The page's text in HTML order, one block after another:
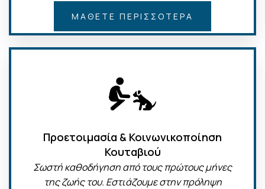
ΜΆΘΕΤΕ ΠΕΡΙΣΣΌΤΕΡΑ
Προετοιμασία & Κοινωνικοποίηση
Κουταβιού
Σωστή καθοδήγηση από τους πρώτους μήνες
της ζωής του. Εστιάζουμε στην πρόληψη